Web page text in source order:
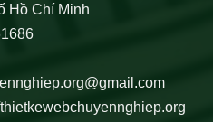
Hồ Chí Minh